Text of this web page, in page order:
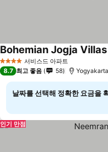
4 성급 서비스드 아파트
Bohemian Jogja
8.7 최고 좋음 58 Yogyakarta
날짜를 선택해 정확한 요금을
인기 만점